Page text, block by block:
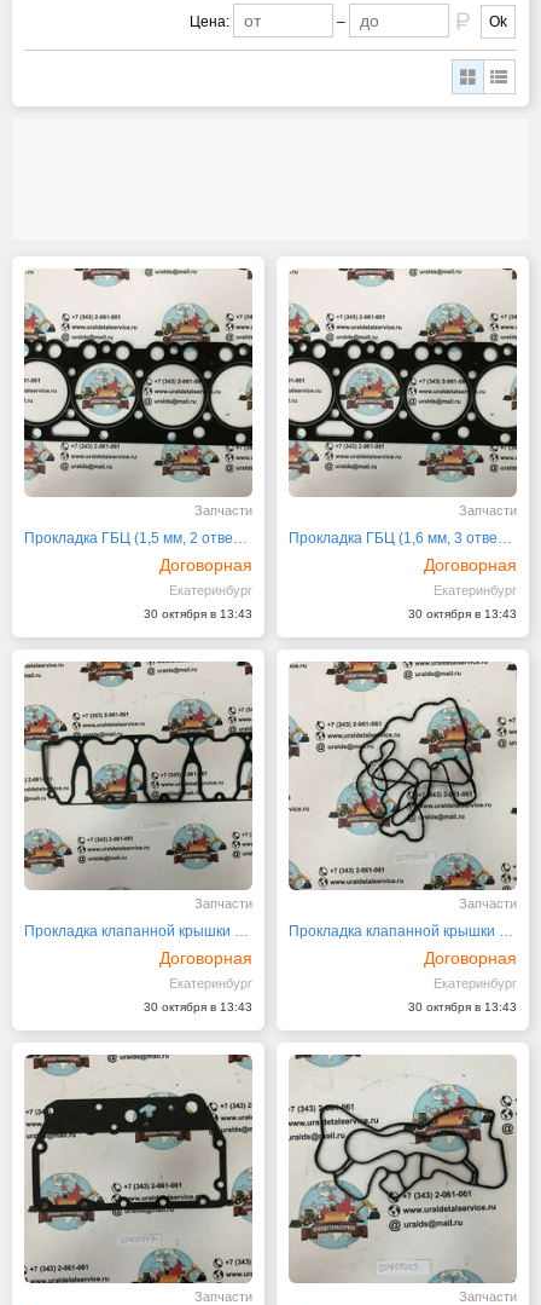
Цена: – Ok
Запчасти
Прокладка ГБЦ (1,5 мм, 2 отвертия) 20970720
Договорная
Екатеринбург
30 октября в 13:43
Запчасти
Прокладка ГБЦ (1,6 мм, 3 отвертия) 20970725
Договорная
Екатеринбург
30 октября в 13:43
Запчасти
Прокладка клапанной крышки 20558924
Договорная
Екатеринбург
30 октября в 13:43
Запчасти
Прокладка клапанной крышки 20972267
Договорная
Екатеринбург
30 октября в 13:43
Запчасти Запчасти